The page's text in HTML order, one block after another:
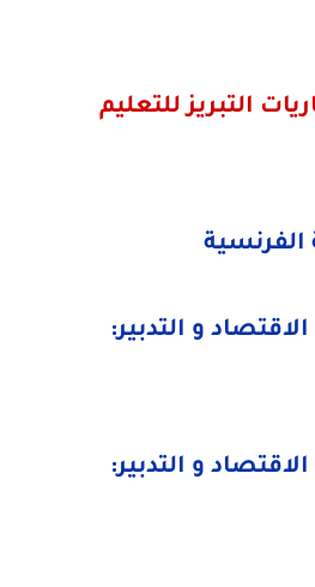
التبريز للتعليم
علوم الاقتصاد و التدبير:
علوم الاقتصاد و التدبير: